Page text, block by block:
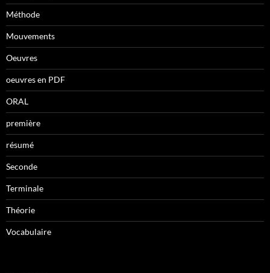
Méthode
Mouvements
Oeuvres
oeuvres en PDF
ORAL
première
résumé
Seconde
Terminale
Théorie
Vocabulaire